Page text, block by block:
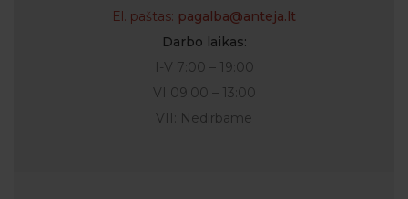
El. paštas: pagalba@anteja.lt
Darbo laikas:
I-V 7:00 – 19:00
VI 09:00 – 13:00
VII: Nedirbame